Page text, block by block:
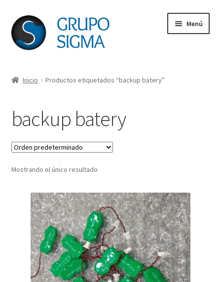
a
la
al
contenido
Menú
CDA
Lámparas para Videobeam
Página de pago
Solicitud de licencia
#606 (sin título)
#639 (sin título)
Carrito de compras
Inicio Productos etiquetados “backup batery”
backup batery
Mostrando el único resultado